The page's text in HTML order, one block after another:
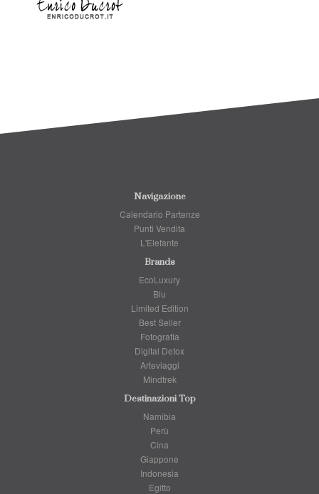
Navigazione
Calendario Partenze
Punti Vendita
L'Elefante
Brands
EcoLuxury
Blu
Limited Edition
Best Seller
Fotografia
Digital Detox
Arteviaggi
Mindtrek
Destinazioni Top
Namibia
Perù
Cina
Giappone
Indonesia
Egitto